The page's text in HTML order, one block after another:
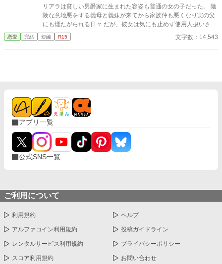
リアラは貧しい男爵家に生まれた容姿も普通の女の子だった。 陰
険な意地悪をする義母と義妹が来てから家族仲も悪くなり実の父
にも煙たがられる日々 だが、彼女は気にも止めず使用人扱いされ
ても挫ける事は無い 何故なら彼女は前世の記憶が有るからだ
恋愛 完結 短編 R15 文字数：14,543
アプリ一覧
公式SNS一覧
ご利用について
利用規約 ヘルプ
アルファコイン利用規約 投稿ガイドライン
レンタルサービス利用規約 プライバシーポリシー
スコア利用規約 お問い合わせ